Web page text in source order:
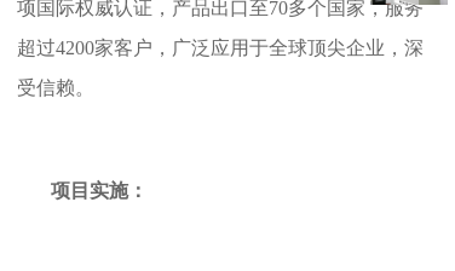
项国际权威认证，产品出口至70多个国家，服务
超过4200家客户，广泛应用于全球顶尖企业，深
受信赖。
项目实施：